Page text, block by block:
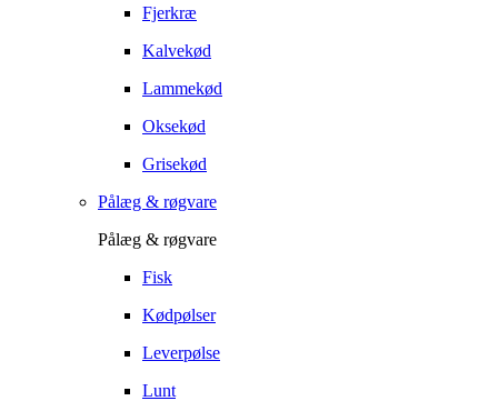
Fjerkræ
Kalvekød
Lammekød
Oksekød
Grisekød
Pålæg & røgvare
Pålæg & røgvare
Fisk
Kødpølser
Leverpølse
Lunt